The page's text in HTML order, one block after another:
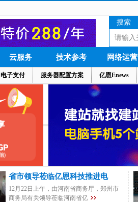
搜索
电子支付 服务器配置方案 亿恩Enews
云服务 技术参考 网络运营
省市领导莅临亿恩科技推进电
12月22日上午，由河南省商务厅，郑州市
商务局有关领导莅临河南省亿